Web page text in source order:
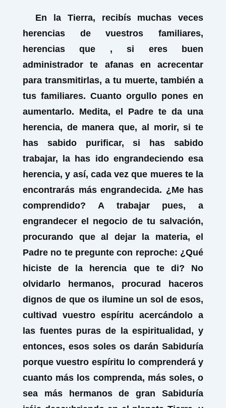
En la Tierra, recibís muchas veces
herencias de vuestros familiares,
herencias que , si eres buen
administrador te afanas en acrecentar
para transmitirlas, a tu muerte, también a
tus familiares. Cuanto orgullo pones en
aumentarlo. Medita, el Padre te da una
herencia, de manera que, al morir, si te
has sabido purificar, si has sabido
trabajar, la has ido engrandeciendo esa
herencia, y así, cada vez que mueres te la
encontrarás más engrandecida. ¿Me has
comprendido? A trabajar pues, a
engrandecer el negocio de tu salvación,
procurando que al dejar la materia, el
Padre no te pregunte con reproche: ¿Qué
hiciste de la herencia que te di? No
olvidarlo hermanos, procurad haceros
dignos de que os ilumine un sol de esos,
cultivad vuestro espíritu acercándolo a
las fuentes puras de la espiritualidad, y
entonces, esos soles os darán Sabiduría
porque vuestro espíritu lo comprenderá y
cuanto más los comprenda, más soles, o
sea más hermanos de gran Sabiduría